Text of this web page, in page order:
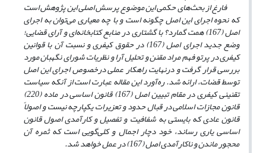
فارغ از بحث‌های حکمی این موضوع پرسش اصلی این پژوهش است
که نحوه اجرای این اصل چگونه است و با چه معیاری می‌توان به اجرای
اصل (167) همت گمارد؟ با گشتاری در منابع کتابخانه‌ای و آرای قضایی؛
وضع جدید اجرای اصل (167) در حقوق کیفری و نسبت آن با قوانین
کیفری در پرتو فهم مراد مقنن و تحلیل آرا و نظریات شورای نگهبان مورد
بررسی قرار گرفت و درنهایت راهکار عملی درخصوص اجرای این اصل
توسط قضات، ارائه شد. ره‌آورد این مقاله عبارت است از آنکه سیاست
تقنینی کیفری در مقام تبیین اصل (167) قانون اساسی در ماده (220)
قانون مجازات اسلامی در قبال حدود و تعزیرات یکپارچه نیست و اصولاً
قانون عادی که بایستی به شفافیت و تفصیل و کارآمدی اصول قانون
اساسی یاری رساند، خود دچار اجمال و کلی‌گویی است که ثمره آن
محجور ماندن و ناکارآمدی اصل (167) در عمل خواهد شد.